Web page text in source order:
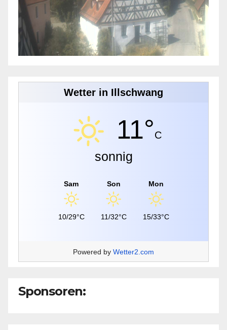
Wetter in Illschwang
11°C
sonnig
Sam
10/29°C
Son
11/32°C
Mon
15/33°C
Powered by Wetter2.com
Sponsoren: